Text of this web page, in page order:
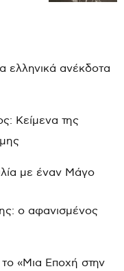
ελληνικά ανέκδοτα
Κείμενα της
με έναν Μάγο
ο αφανισμένος
«Μια Εποχή στην